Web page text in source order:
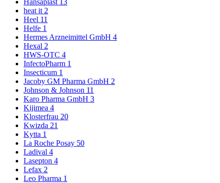
Hansaplast
13
heat it 2
Heel 11
Helfe 1
Hermes Arzneimittel GmbH 4
Hexal 2
HWS-OTC 4
InfectoPharm 1
Insecticum 1
Jacoby GM Pharma GmbH 2
Johnson & Johnson 11
Karo Pharma GmbH 3
Kijimea 4
Klosterfrau 20
Kwizda 21
Kytta 1
La Roche Posay 50
Ladival 4
Lasepton 4
Lefax 2
Leo Pharma 1